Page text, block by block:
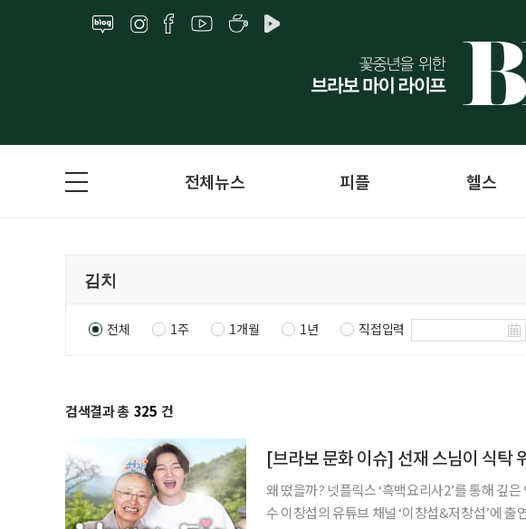
전체뉴스 피플 헬스
전체 1주 1개월 1년 직접입력
검색결과 총 325 건
[브라보 문화 이슈] 선재 스님이 식탁
왜 떴을까? 넷플릭스 ‘흑백요리사2’를 통해 깊
수 이창섭의 유튜브 채널 ‘이창섭&저창섭’에 출연해 다시 주